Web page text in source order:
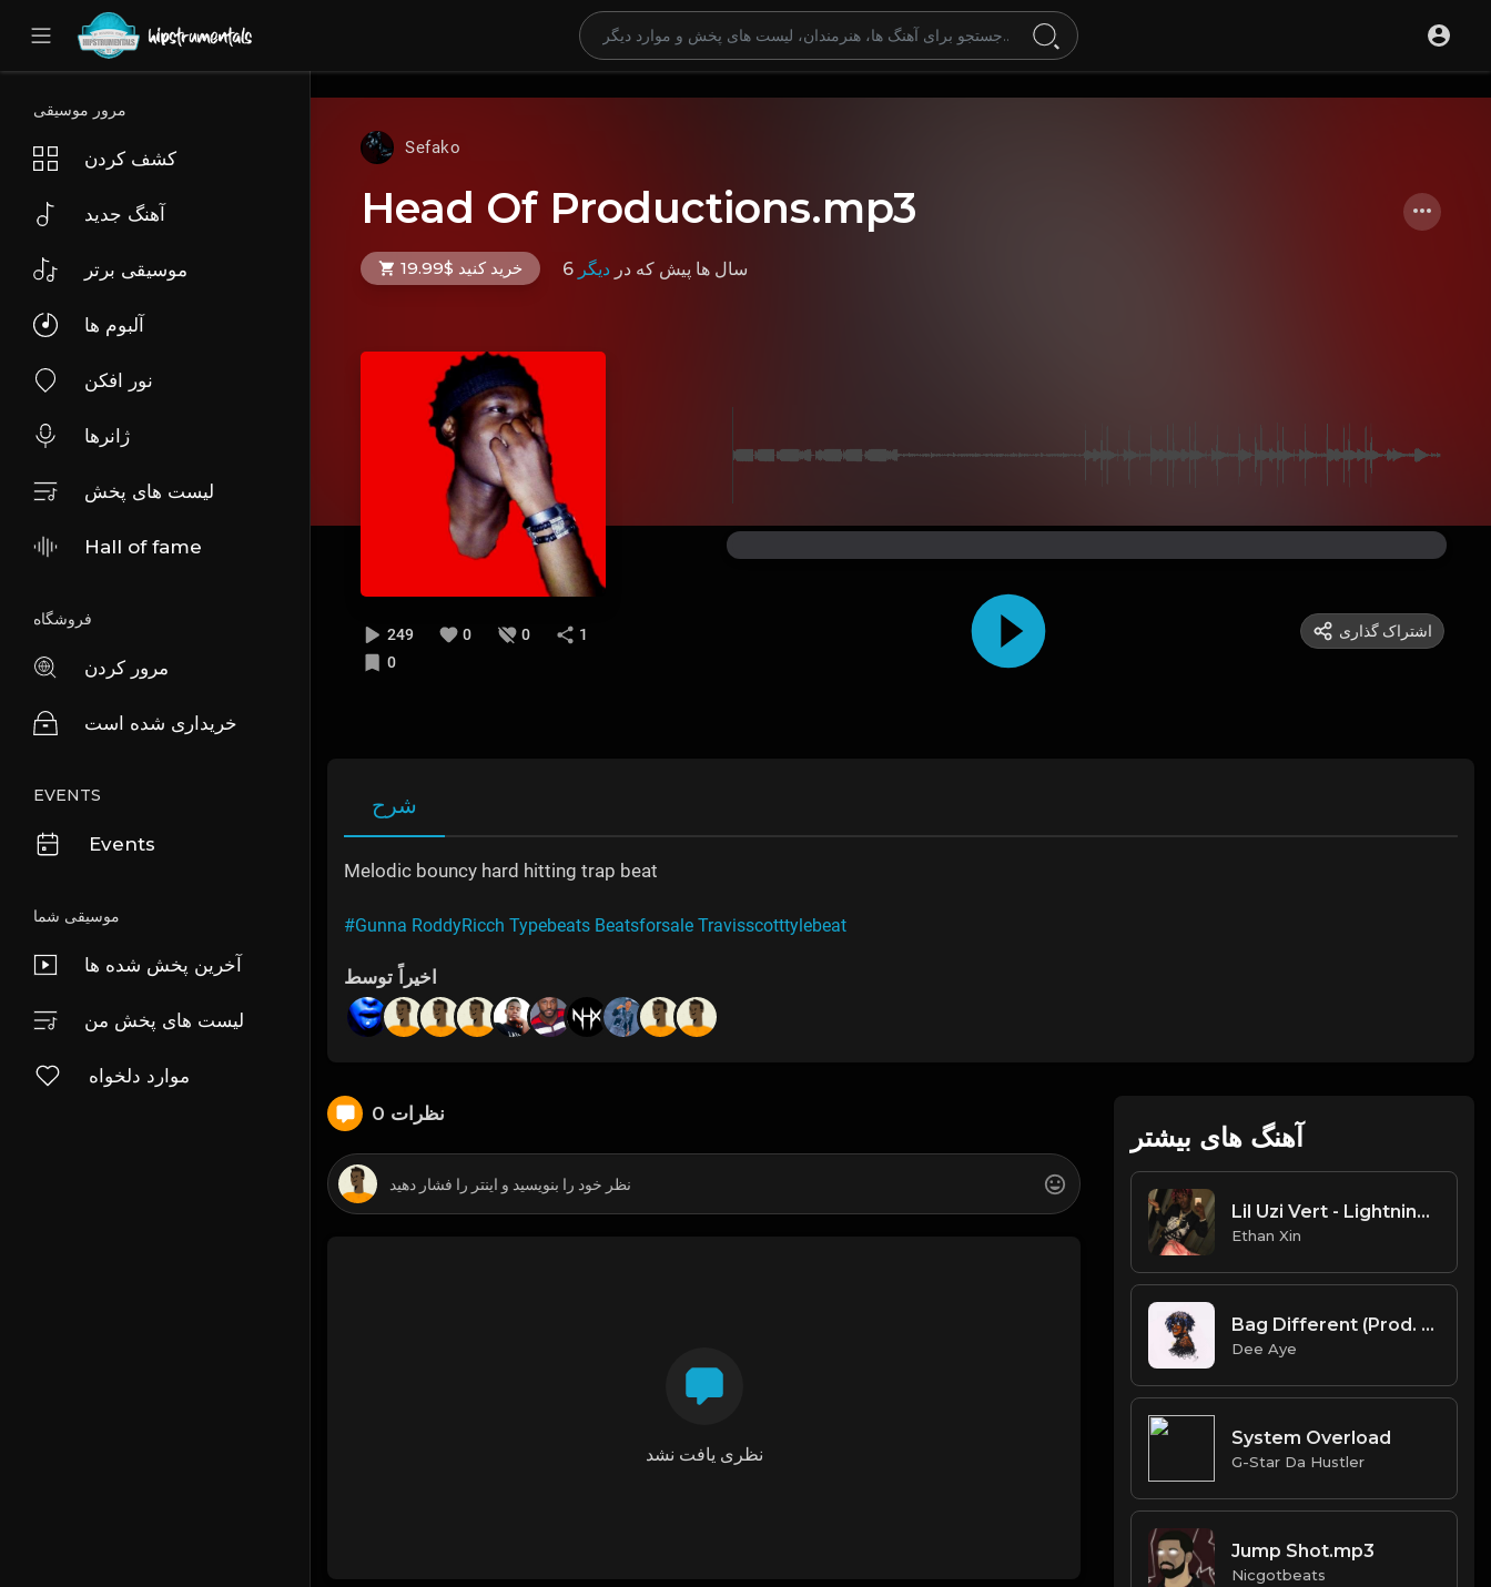
UA-36237165-1
مرور موسیقی
کشف کردن
آهنگ جدید
موسیقی برتر
آلبوم ها
نور افکن
ژانرها
لیست های پخش
Hall of fame
فروشگاه
مرور کردن
خریداری شده است
EVENTS
Events
موسیقی شما
آخرین پخش شده ها
لیست های پخش من
موارد دلخواه
Sefako
Head Of Productions.mp3
خرید کنید $19.99 6 سال ها پیش که در دیگر
249 0 0
1
0
اشتراک گذاری
شرح
Melodic bouncy hard hitting trap beat
#Gunna RoddyRicch Typebeats Beatsforsale Travisscotttylebeat
اخیراً توسط
0 نظرات
نظری یافت نشد
آهنگ های بیشتر
Lil Uzi Vert - Lightning (Type Beat).mp3
Ethan Xin
Bag Different (Prod. By Dee Aye)
Dee Aye
System Overload
G-Star Da Hustler
Jump Shot.mp3
Nicgotbeats